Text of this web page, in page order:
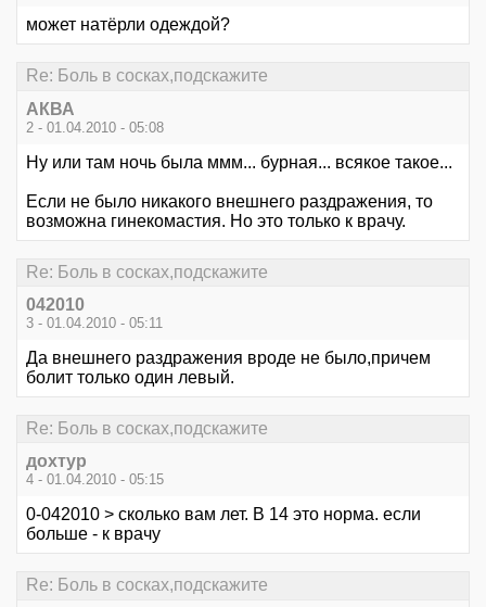
может натёрли одеждой?
Re: Боль в сосках,подскажите
АКВА
2 - 01.04.2010 - 05:08
Ну или там ночь была ммм... бурная... всякое такое...
Если не было никакого внешнего раздражения, то
возможна гинекомастия. Но это только к врачу.
Re: Боль в сосках,подскажите
042010
3 - 01.04.2010 - 05:11
Да внешнего раздражения вроде не было,причем
болит только один левый.
Re: Боль в сосках,подскажите
дохтур
4 - 01.04.2010 - 05:15
0-042010 > сколько вам лет. В 14 это норма. если
больше - к врачу
Re: Боль в сосках,подскажите